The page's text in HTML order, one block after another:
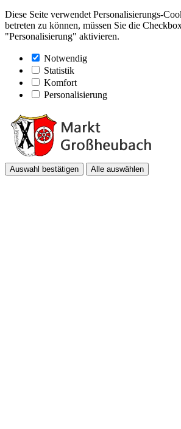
Diese Seite verwendet Personalisierungs-
betreten zu können, müssen Sie die
"Personalisierung" aktivieren.
Notwendig
Statistik
Komfort
Personalisierung
Auswahl bestätigen Alle auswählen